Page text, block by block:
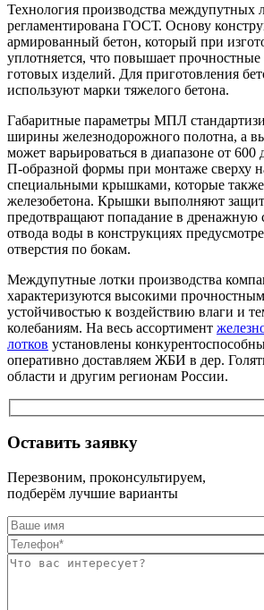
Технология производства междупутных
регламентирована ГОСТ. Основу
армированный бетон, который при
уплотняется, что повышает прочностные
готовых изделий. Для приготовления
используют марки тяжелого бетона.
Габаритные параметры МПЛ
ширины железнодорожного полотна, а
может варьироваться в диапазоне от
П-образной формы при монтаже сверху
специальными крышками, которые также
железобетона. Крышки выполняют
предотвращают попадание в дренажную
отвода воды в конструкциях
отверстия по бокам.
Междупутные лотки производства
характеризуются высокими
устойчивостью к воздействию влаги и
колебаниям. На весь ассортимент
лотков установлены
оперативно доставляем ЖБИ в дер.
области и другим регионам России.
Оставить заявку
Перезвоним, проконсультируем,
подберём лучшие варианты